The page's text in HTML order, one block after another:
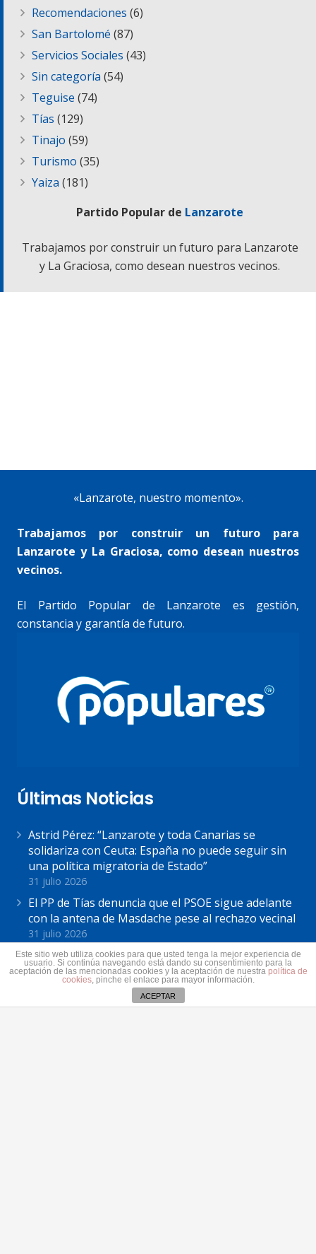
Recomendaciones (6)
San Bartolomé (87)
Servicios Sociales (43)
Sin categoría (54)
Teguise (74)
Tías (129)
Tinajo (59)
Turismo (35)
Yaiza (181)
Partido Popular de Lanzarote
Trabajamos por construir un futuro para Lanzarote
y La Graciosa, como desean nuestros vecinos.
«Lanzarote, nuestro momento».
Trabajamos por construir un futuro para
Lanzarote y La Graciosa, como desean nuestros
vecinos.
El Partido Popular de Lanzarote es gestión,
constancia y garantía de futuro.
Últimas Noticias
Astrid Pérez: “Lanzarote y toda Canarias se
solidariza con Ceuta: España no puede seguir sin
una política migratoria de Estado”
31 julio 2026
El PP de Tías denuncia que el PSOE sigue adelante
con la antena de Masdache pese al rechazo vecinal
31 julio 2026
El Cabildo de Lanzarote y La Graciosa actualiza el
plan estratégico de subvenciones 2026-2028
30 julio 2026
Este sitio web utiliza cookies para que usted tenga la mejor experiencia de
usuario. Si continúa navegando está dando su consentimiento para la
aceptación de las mencionadas cookies y la aceptación de nuestra política de
cookies, pinche el enlace para mayor información.
ACEPTAR